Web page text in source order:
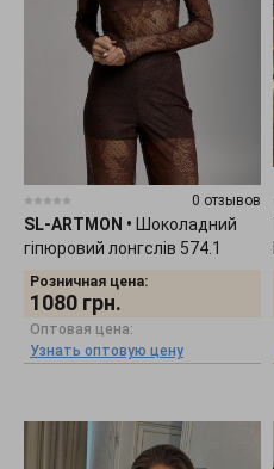
0 отзывов
SL-ARTMON •
Шоколадний
гіпюровий лонгслів 574.1
Розничная цена:
1080 грн.
Оптовая цена:
Узнать оптовую цену